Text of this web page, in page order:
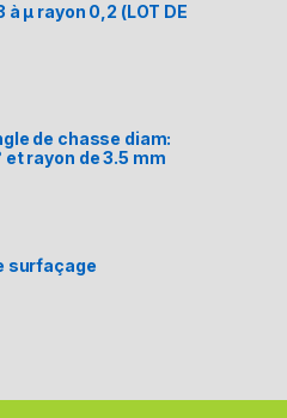
à µ rayon 0,2 (LOT DE
de chasse diam:
et rayon de 3.5 mm
surfaçage